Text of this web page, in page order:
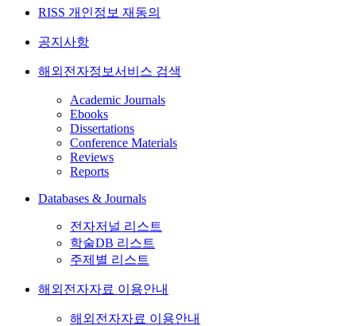
RISS 개인정보 재동의
공지사항
해외전자정보서비스 검색
Academic Journals
Ebooks
Dissertations
Conference Materials
Reviews
Reports
Databases & Journals
전자저널 리스트
학술DB 리스트
주제별 리스트
해외전자자료 이용안내
해외전자자료 이용안내